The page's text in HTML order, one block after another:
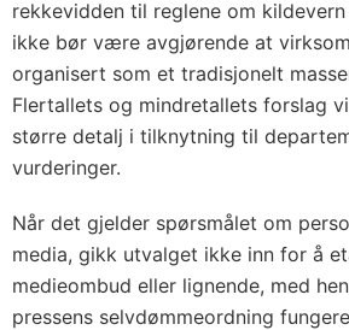
rekkevidden til reglene om
ikke bør være avgjørende at
organisert som et tradisjonelt
Flertallets og mindretallets forslag
større detalj i tilknytning til
vurderinger.
Når det gjelder spørsmålet om
media, gikk utvalget ikke inn for å
medieombud eller lignende, med
pressens selvdømmeordning